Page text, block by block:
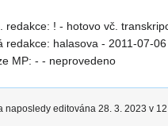
redakce: ! - hotovo vč.
redakce: halasova - 2011-07-06
MP: - - neprovedeno
naposledy editována 28. 3. 2023 v